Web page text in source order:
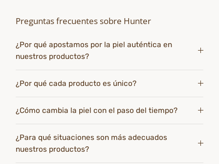
Preguntas frecuentes sobre Hunter
¿Por qué apostamos por la piel auténtica en
nuestros productos?
¿Por qué cada producto es único?
¿Cómo cambia la piel con el paso del tiempo?
¿Para qué situaciones son más adecuados
nuestros productos?